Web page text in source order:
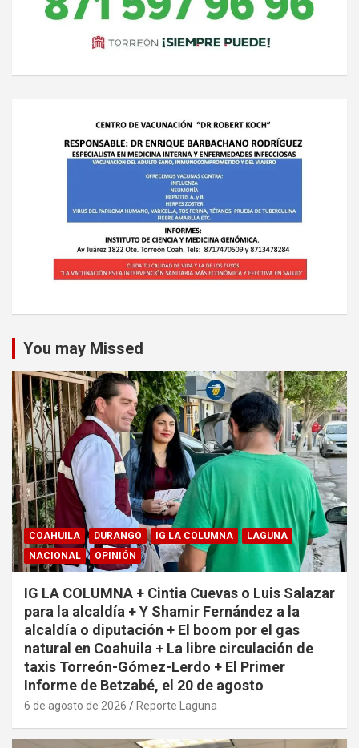
You may Missed
COAHUILA DURANGO IG LA COLUMNA
LAGUNA
NACIONAL
OPINIÓN
IG LA COLUMNA + Cintia Cuevas o Luis Salazar
para la alcaldía + Y Shamir Fernández a la
alcaldía o diputación + El boom por el gas
natural en Coahuila + La libre circulación de
taxis Torreón-Gómez-Lerdo + El Primer
Informe de Betzabé, el 20 de agosto
6 de agosto de 2026 Reporte Laguna